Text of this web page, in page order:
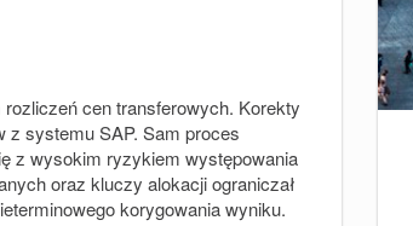
cen transferowych. Korekty
z systemu SAP. Sam proces
z wysokim ryzykiem występowania
oraz kluczy alokacji ograniczał
korygowania wyniku.